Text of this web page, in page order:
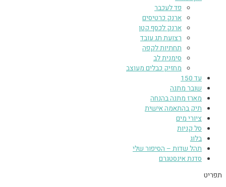
פד לעכבר
ארנק כרטיסים
ארנק לכסף קטן
רצועת תג עובד
תחתיות לקפה
סימנית לב
מחזיק כבלים מעוצב
עד 150
שובר מתנה
מארז מתנה בהנחה
תיק בהתאמה אישית
ציורי מים
סל קניות
בלוג
תהל שדות – הסיפור שלי
סדנת אינסטגרם
תפריט